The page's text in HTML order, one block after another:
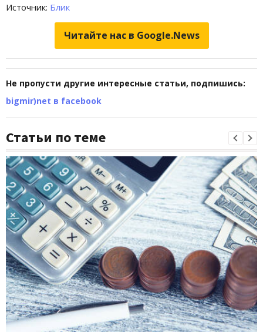
Источник: Блик
Читайте нас в Google.News
Не пропусти другие интересные статьи, подпишись:
bigmir)net в facebook
Статьи по теме